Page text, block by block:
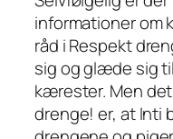
informationer om
råd i Respekt
sig og glæde sig
kærester. Men
drenge! er, at Inti